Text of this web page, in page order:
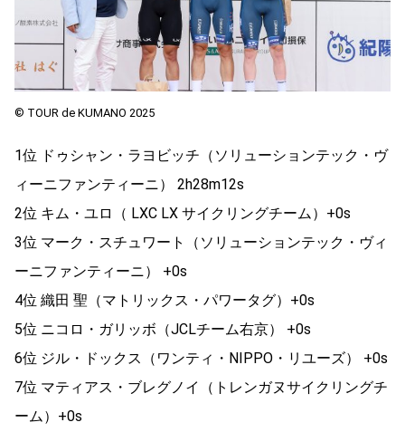
© TOUR de KUMANO 2025
1位 ドゥシャン・ラヨビッチ（ソリューションテック・ヴ
ィーニファンティーニ） 2h28m12s
2位 キム・ユロ（ LXC LX サイクリングチーム）+0s
3位 マーク・スチュワート（ソリューションテック・ヴィ
ーニファンティーニ） +0s
4位 織田 聖（マトリックス・パワータグ）+0s
5位 ニコロ・ガリッボ（JCLチーム右京） +0s
6位 ジル・ドックス（ワンティ・NIPPO・リユーズ） +0s
7位 マティアス・ブレグノイ（トレンガヌサイクリングチ
ーム）+0s